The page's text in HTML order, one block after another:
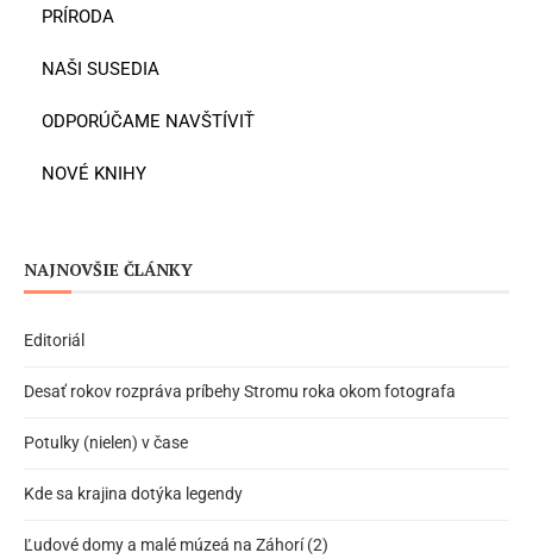
PRÍRODA
NAŠI SUSEDIA
ODPORÚČAME NAVŠTÍVIŤ
NOVÉ KNIHY
NAJNOVŠIE ČLÁNKY
Editoriál
Desať rokov rozpráva príbehy Stromu roka okom fotografa
Potulky (nielen) v čase
Kde sa krajina dotýka legendy
Ľudové domy a malé múzeá na Záhorí (2)